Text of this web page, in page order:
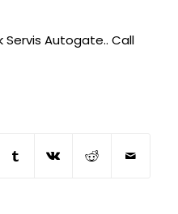
Servis Autogate.. Call